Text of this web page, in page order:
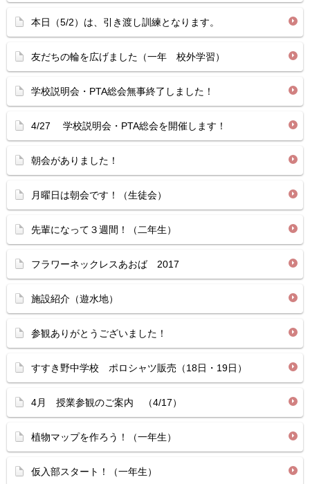
本日（5/2）は、引き渡し訓練となります。
友だちの輪を広げました（一年 校外学習）
学校説明会・PTA総会無事終了しました！
4/27 学校説明会・PTA総会を開催します！
朝会がありました！
月曜日は朝会です！（生徒会）
先輩になって３週間！（二年生）
フラワーネックレスあおば 2017
施設紹介（遊水地）
参観ありがとうございました！
すすき野中学校 ポロシャツ販売（18日・19日）
4月 授業参観のご案内 （4/17）
植物マップを作ろう！（一年生）
仮入部スタート！（一年生）